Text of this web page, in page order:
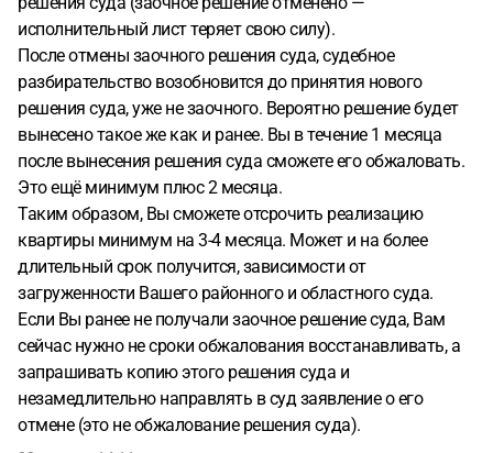
исполнительный лист теряет свою силу).
После отмены заочного решения суда, судебное
разбирательство возобновится до принятия нового
решения суда, уже не заочного. Вероятно решение будет
вынесено такое же как и ранее. Вы в течение 1 месяца
после вынесения решения суда сможете его обжаловать.
Это ещё минимум плюс 2 месяца.
Таким образом, Вы сможете отсрочить реализацию
квартиры минимум на 3-4 месяца. Может и на более
длительный срок получится, зависимости от
загруженности Вашего районного и областного суда.
Если Вы ранее не получали заочное решение суда, Вам
сейчас нужно не сроки обжалования восстанавливать, а
запрашивать копию этого решения суда и
незамедлительно направлять в суд заявление о его
отмене (это не обжалование решения суда).